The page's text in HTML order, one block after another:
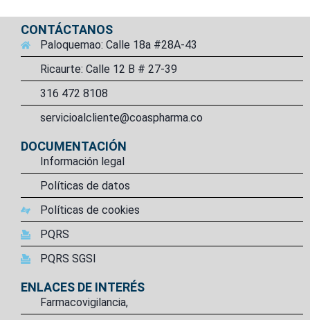
CONTÁCTANOS
Paloquemao: Calle 18a #28A-43
Ricaurte: Calle 12 B # 27-39
316 472 8108
servicioalcliente@coaspharma.co
DOCUMENTACIÓN
Información legal
Políticas de datos
Políticas de cookies
PQRS
PQRS SGSI
ENLACES DE INTERÉS
Farmacovigilancia,